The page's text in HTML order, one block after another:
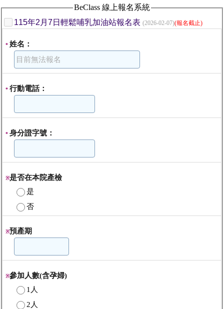
BeClass 線上報名系統
115年2月7日輕鬆哺乳加油站報名表 (2026-02-07)(報名截止)
*姓名：
*行動電話：
*身分證字號：
※是否在本院產檢
是
否
※預產期
※參加人數(含孕婦)
1人
2人